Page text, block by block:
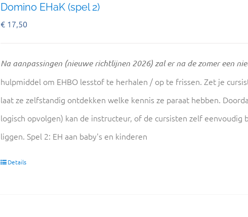
Domino EHaK (spel 2)
€17,50
Na aanpassingen (nieuwe richtlijnen 2026) zal er na de zomer een
hulpmiddel om EHBO lesstof te herhalen / op te frissen. Zet je
laat ze zelfstandig ontdekken welke kennis ze paraat hebben.
logisch opvolgen) kan de instructeur, of de cursisten zelf
liggen. Spel 2: EH aan baby's en kinderen
Details